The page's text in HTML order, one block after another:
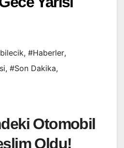
, #Haberler,
, #Son Dakika,
Otomobil
Oldu!